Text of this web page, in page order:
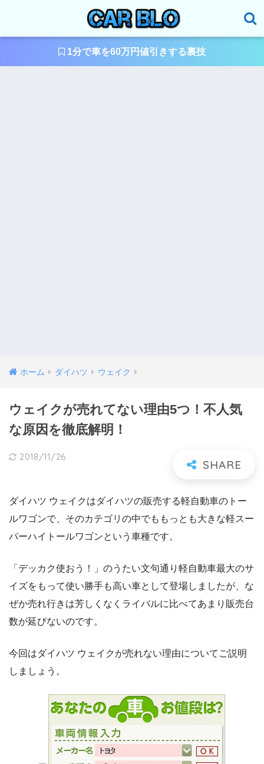
1分で車を60万円値引きする裏技
ホーム ダイハツ ウェイク
ウェイクが売れてない理由5つ！不人気
な原因を徹底解明！
2018/11/26
ダイハツ ウェイクはダイハツの販売する軽自動車のトー
ルワゴンで、そのカテゴリの中でももっとも大きな軽スー
パーハイトールワゴンという車種です。
「デッカク使おう！」のうたい文句通り軽自動車最大のサ
イズをもって使い勝手も高い車として登場しましたが、な
ぜか売れ行きは芳しくなくライバルに比べてあまり販売台
数が延びないのです。
今回はダイハツ ウェイクが売れない理由についてご説明
しましょう。